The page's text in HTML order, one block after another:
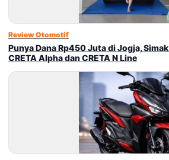
Review Otomotif
Punya Dana Rp450 Juta di Jogja,
CRETA Alpha dan CRETA N Line